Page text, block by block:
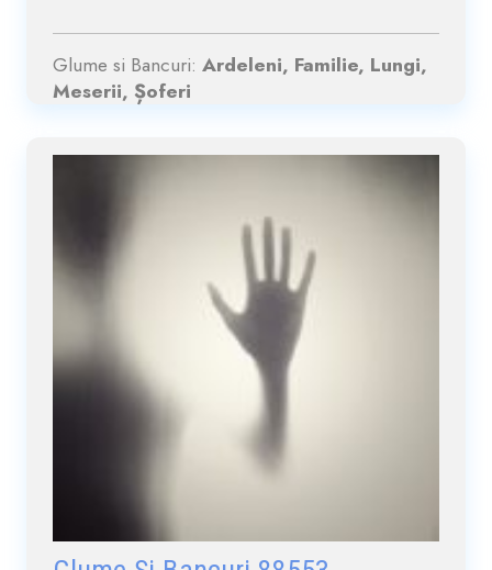
Glume si Bancuri: Ardeleni, Familie, Lungi,
Meserii, Șoferi